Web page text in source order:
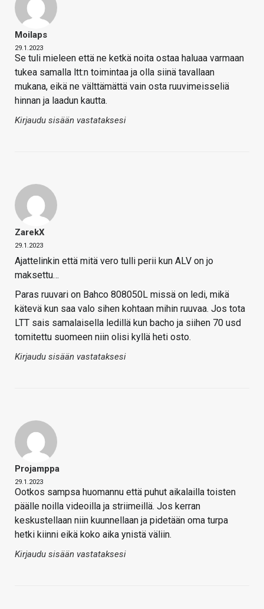
Moilaps
29.1.2023
Se tuli mieleen että ne ketkä noita ostaa haluaa varmaan
tukea samalla ltt:n toimintaa ja olla siinä tavallaan
mukana, eikä ne välttämättä vain osta ruuvimeisseliä
hinnan ja laadun kautta.
Kirjaudu sisään vastataksesi
ZarekX
29.1.2023
Ajattelinkin että mitä vero tulli perii kun ALV on jo
maksettu…
Paras ruuvari on Bahco 808050L missä on ledi, mikä
kätevä kun saa valo sihen kohtaan mihin ruuvaa. Jos tota
LTT sais samalaisella ledillä kun bacho ja siihen 70 usd
tomitettu suomeen niin olisi kyllä heti osto.
Kirjaudu sisään vastataksesi
Projamppa
29.1.2023
Ootkos sampsa huomannu että puhut aikalailla toisten
päälle noilla videoilla ja striimeillä. Jos kerran
keskustellaan niin kuunnellaan ja pidetään oma turpa
hetki kiinni eikä koko aika ynistä väliin.
Kirjaudu sisään vastataksesi